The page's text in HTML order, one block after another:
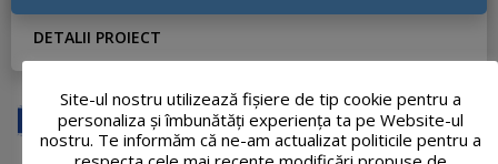
DETALII PROIECT
Site-ul nostru utilizează fişiere de tip cookie pentru a
personaliza și îmbunătăți experiența ta pe Website-ul
nostru. Te informăm că ne-am actualizat politicile pentru a